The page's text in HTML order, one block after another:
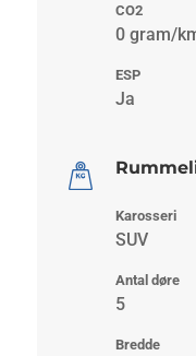
CO2
0 gram/
ESP
Ja
Karosseri
SUV
Antal døre
5
Bredde